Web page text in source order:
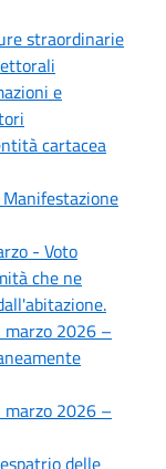
straordinarie
e
cartacea
- Voto
che ne
2026 –
2026 –
delle